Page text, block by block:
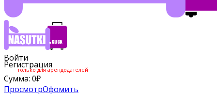
Войти
Регистрация
только для арендодателей
Сумма: 0₽
ПросмотрОфомить